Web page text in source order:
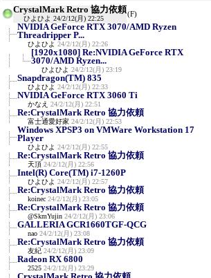
CrystalMark Retro 協力依頼
ひよひよ 24/2/12(月) 22:25
(F)
NVIDIA GeForce RTX 3070/AMD Ryzen
Threadripper P...
ひよひよ 24/2/12(月) 22:26
[1920x1080] Re:NVIDIA GeForce RTX
3070/AMD Ryzen...
ひよひよ 24/2/12(月) 23:19
Snapdragon(TM) 835
ひよひよ 24/2/12(月) 22:33
NVIDIA GeForce RTX 3060 Ti
かなえ 24/2/12(月) 22:51
Re:CrystalMark Retro 協力依頼
富士通愛好家 24/2/12(月) 22:53
Windows XPSP3 on VMWare Workstation 17
Player
ひよひよ 24/2/12(月) 22:55
Re:CrystalMark Retro 協力依頼
天頂 24/2/12(月) 22:56
Intel(R) Core(TM) i7-1260P
ひよひよ 24/2/12(月) 22:57
Re:CrystalMark Retro 協力依頼
koinec 24/2/12(月) 23:05
Re:CrystalMark Retro 協力依頼
@SkmYujin 24/2/12(月) 23:06
GALLERIA GCR1660TGF-QCG
nao 24/2/12(月) 23:08
Re:CrystalMark Retro 協力依頼
友紀 24/2/12(月) 23:09
Radeon RX 6800
2525 24/2/12(月) 23:29